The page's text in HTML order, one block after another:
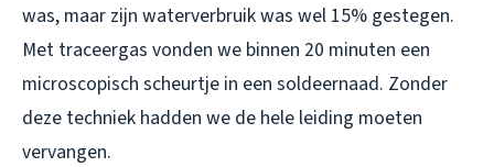
was, maar zijn waterverbruik was wel 15% gestegen.
Met traceergas vonden we binnen 20 minuten een
microscopisch scheurtje in een soldeernaad. Zonder
deze techniek hadden we de hele leiding moeten
vervangen.